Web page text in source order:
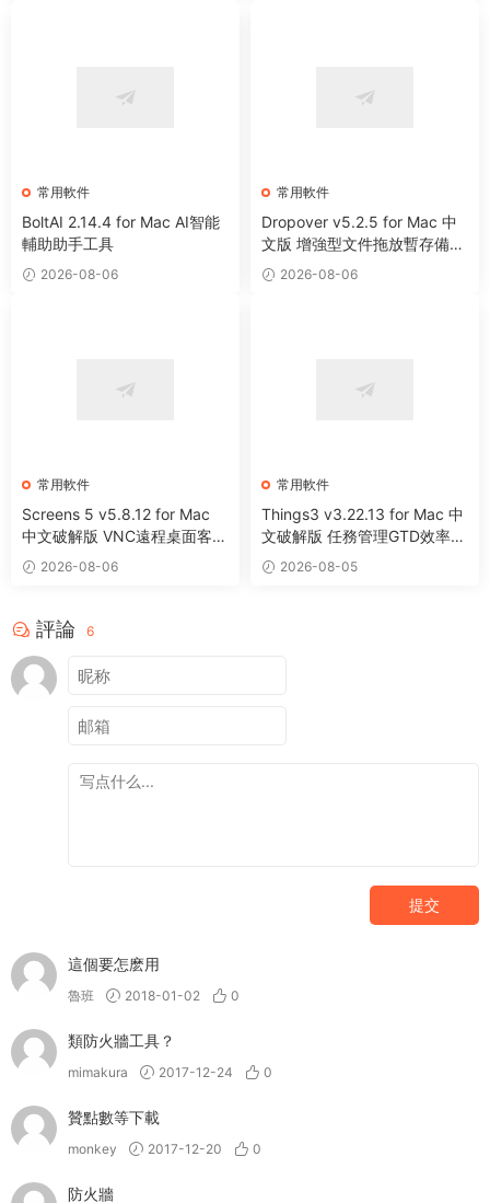
常用軟件
BoltAI 2.14.4 for Mac AI智能
輔助助手工具
2026-08-06
常用軟件
Dropover v5.2.5 for Mac 中
文版 增強型文件拖放暫存備用
整理工具
2026-08-06
常用軟件
Screens 5 v5.8.12 for Mac
中文破解版 VNC遠程桌面客戶
端應用程序
2026-08-06
常用軟件
Things3 v3.22.13 for Mac 中
文破解版 任務管理GTD效率工
具 2026-08-05
評論 6
提交
這個要怎麽用
魯班 2018-01-02 0
類防火牆工具？
mimakura 2017-12-24 0
贊點數等下載
monkey 2017-12-20 0
防火牆